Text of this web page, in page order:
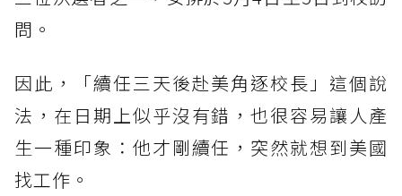
問。
因此，「續任三天後赴美角逐校長」這個說
法，在日期上似乎沒有錯，也很容易讓人產
生一種印象：他才剛續任，突然就想到美國
找工作。